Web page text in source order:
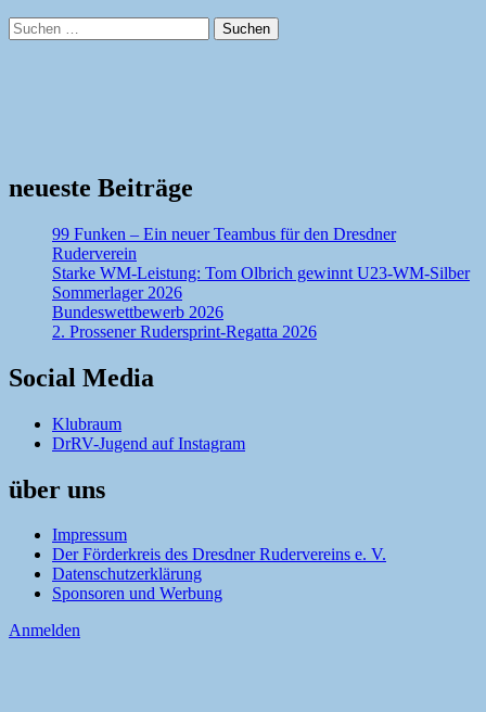
Suchen
nach:
neueste Beiträge
99 Funken – Ein neuer Teambus für den Dresdner
Ruderverein
Starke WM-Leistung: Tom Olbrich gewinnt U23-WM-Silber
Sommerlager 2026
Bundeswettbewerb 2026
2. Prossener Rudersprint-Regatta 2026
Social Media
Klubraum
DrRV-Jugend auf Instagram
über uns
Impressum
Der Förderkreis des Dresdner Rudervereins e. V.
Datenschutzerklärung
Sponsoren und Werbung
Anmelden